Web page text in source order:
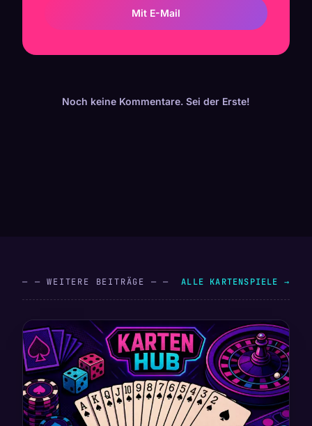
Mit E-Mail
Noch keine Kommentare. Sei der Erste!
— — WEITERE BEITRÄGE — — ALLE KARTENSPIELE →